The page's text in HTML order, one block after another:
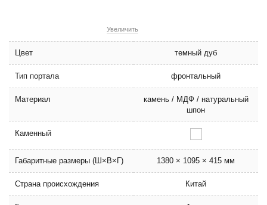
Увеличить
Цвет темный дуб
Тип портала фронтальный
Материал
камень / МДФ / натуральный
шпон
Каменный
Габаритные размеры (Ш×В×Г) 1380 × 1095 × 415 мм
Страна происхождения Китай